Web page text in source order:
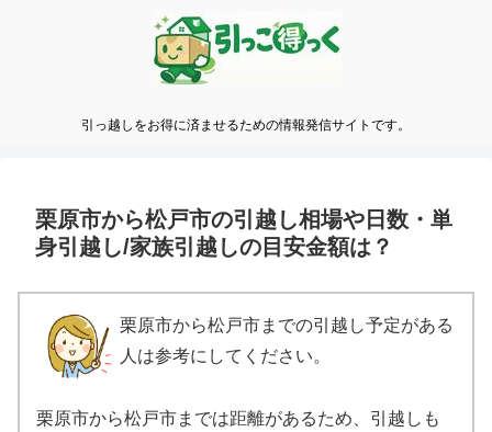
引っ越しをお得に済ませるための情報発信サイトです。
栗原市から松戸市の引越し相場や日数・単
身引越し/家族引越しの目安金額は？
栗原市から松戸市までの引越し予定がある
人は参考にしてください。
栗原市から松戸市までは距離があるため、引越しも